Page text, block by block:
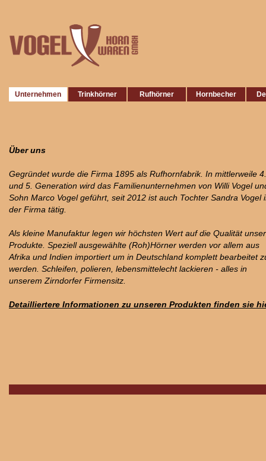
Unternehmen Trinkhörner Rufhörner Hornbecher
Über uns
Gegründet wurde die Firma 1895 als Rufhornfabrik. In mittlerweile 4.
und 5. Generation wird das Familienunternehmen von Willi Vogel
Sohn Marco Vogel geführt, seit 2012 ist auch Tochter Sandra Vogel
der Firma tätig.
Als kleine Manufaktur legen wir höchsten Wert auf die Qualität
Produkte. Speziell ausgewählte (Roh)Hörner werden vor allem aus
Afrika und Indien importiert um in Deutschland komplett bearbeitet
werden. Schleifen, polieren, lebensmittelecht lackieren - alles in
unserem Zirndorfer Firmensitz.
Detailliertere Informationen zu unseren Produkten finden sie